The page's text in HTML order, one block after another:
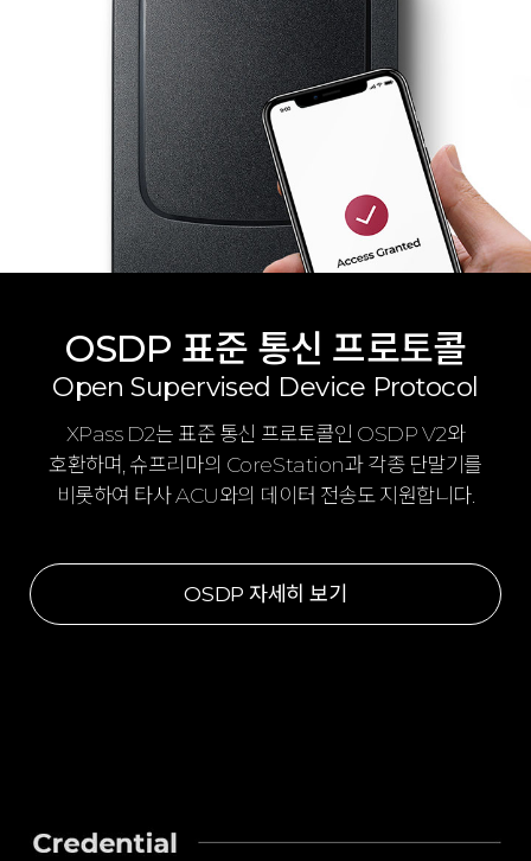
OSDP 표준 통신 프로토콜
Open Supervised Device Protocol
XPass D2는 표준 통신 프로토콜인 OSDP V2와
호환하며, 슈프리마의 CoreStation과 각종 단말기를
비롯하여 타사 ACU와의 데이터 전송도 지원합니다.
OSDP 자세히 보기